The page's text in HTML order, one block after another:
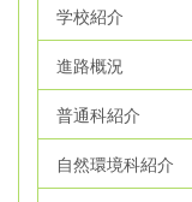
学校紹介
進路概況
普通科紹介
自然環境科紹介